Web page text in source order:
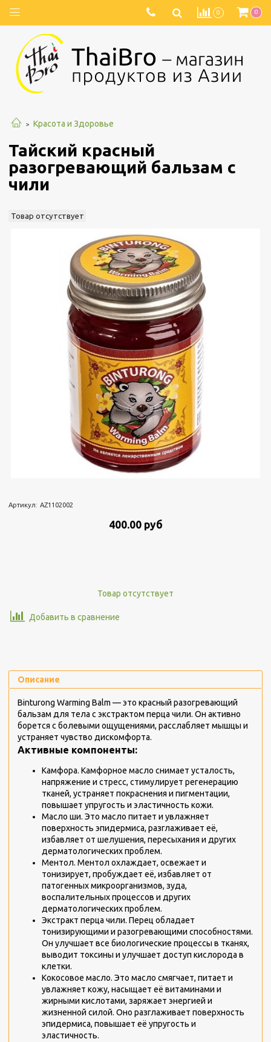
0 0
Красота и Здоровье
Тайский красный
разогревающий бальзам с
чили
Товар отсутствует
Артикул: AZ1102002
400.00 руб
Товар отсутствует
Добавить в сравнение
Описание
Binturong Warming Balm — это красный разогревающий
бальзам для тела с экстрактом перца чили. Он активно
борется с болевыми ощущениями, расслабляет мышцы и
устраняет чувство дискомфорта.
Активные компоненты:
Камфора. Камфорное масло снимает усталость,
напряжение и стресс, стимулирует регенерацию
тканей, устраняет покраснения и пигментации,
повышает упругость и эластичность кожи.
Масло ши. Это масло питает и увлажняет
поверхность эпидермиса, разглаживает её,
избавляет от шелушения, пересыхания и других
дерматологических проблем.
Ментол. Ментол охлаждает, освежает и
тонизирует, пробуждает её, избавляет от
патогенных микроорганизмов, зуда,
воспалительных процессов и других
дерматологических проблем.
Экстракт перца чили. Перец обладает
тонизирующими и разогревающими способностями.
Он улучшает все биологические процессы в тканях,
выводит токсины и улучшает доступ кислорода в
клетки.
Кокосовое масло. Это масло смягчает, питает и
увлажняет кожу, насыщает её витаминами и
жирными кислотами, заряжает энергией и
жизненной силой. Оно разглаживает поверхность
эпидермиса, повышает её упругость и
эластичность.